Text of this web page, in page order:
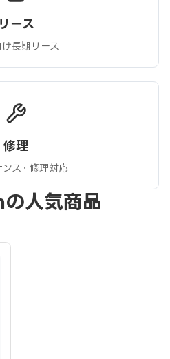
リース
長期リース
修理
ンス・修理対応
人気商品